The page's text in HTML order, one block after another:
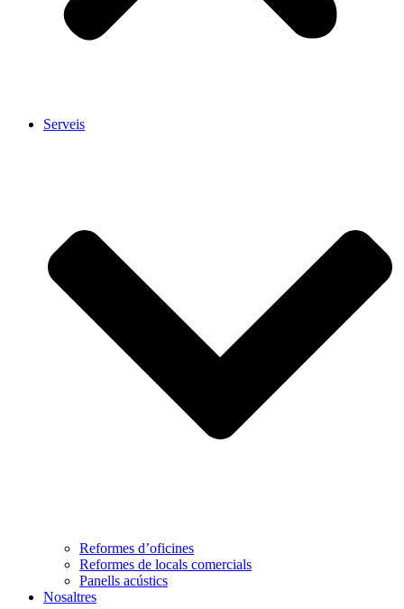
Serveis
Reformes d’oficines
Reformes de locals comercials
Panells acústics
Nosaltres